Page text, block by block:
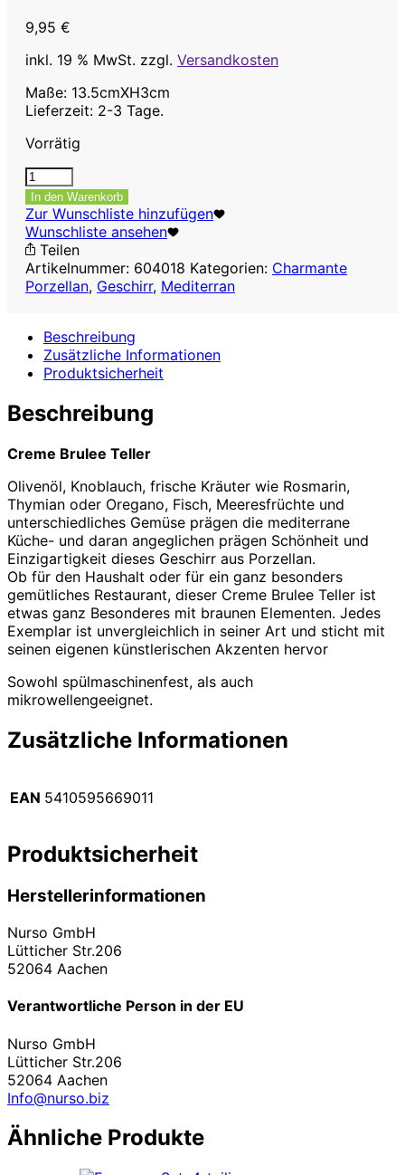
9,95 €
inkl. 19 % MwSt. zzgl. Versandkosten
Maße: 13.5cmXH3cm
Lieferzeit: 2-3 Tage.
Vorrätig
Creme
Brulee
Teller
13,5cmXH3cm
dunkelbraun
Menge
In den Warenkorb
Zur Wunschliste hinzufügen
Wunschliste ansehen
Teilen
Artikelnummer: 604018 Kategorien: Charmante
Porzellan, Geschirr, Mediterran
Beschreibung
Zusätzliche Informationen
Produktsicherheit
Beschreibung
Creme Brulee Teller
Olivenöl, Knoblauch, frische Kräuter wie Rosmarin,
Thymian oder Oregano, Fisch, Meeresfrüchte und
unterschiedliches Gemüse prägen die mediterrane
Küche- und daran angeglichen prägen Schönheit und
Einzigartigkeit dieses Geschirr aus Porzellan.
Ob für den Haushalt oder für ein ganz besonders
gemütliches Restaurant, dieser Creme Brulee Teller ist
etwas ganz Besonderes mit braunen Elementen. Jedes
Exemplar ist unvergleichlich in seiner Art und sticht mit
seinen eigenen künstlerischen Akzenten hervor
Sowohl spülmaschinenfest, als auch
mikrowellengeeignet.
Zusätzliche Informationen
EAN 5410595669011
Produktsicherheit
Herstellerinformationen
Nurso GmbH
Lütticher Str.206
52064 Aachen
Verantwortliche Person in der EU
Nurso GmbH
Lütticher Str.206
52064 Aachen
Info@nurso.biz
Ähnliche Produkte